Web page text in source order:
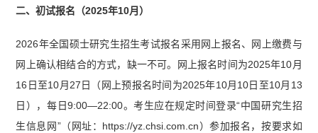
二、初试报名（2025年10月）
2026年全国硕士研究生招生考试报名采用网上报名、网上缴费与
网上确认相结合的方式，缺一不可。网上报名时间为2025年10月
16日至10月27日（网上预报名时间为2025年10月10日至10月13
日），每日9:00—22:00。考生应在规定时间登录“中国研究生招
生信息网”（网址：https://yz.chsi.com.cn）参加报名，按要求如